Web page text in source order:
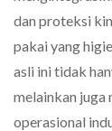
dan proteksi
pakai yang
asli ini tidak
melainkan juga
operasional